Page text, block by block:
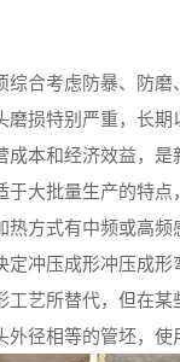
合考虑防暴、防
损特别严重，长期
本和经济效益，
大批量生产的特
方式有中频或高
冲压成形冲压成
艺所替代，但在
径相等的管坯，使